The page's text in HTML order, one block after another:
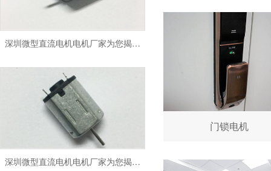
门锁电机
深圳微型直流电机电机厂家为您揭秘:微型直流电机的技术创新与市场应用
深圳微型直流电机电机厂家为您揭秘:微型直流电机 - 高效能、低噪音